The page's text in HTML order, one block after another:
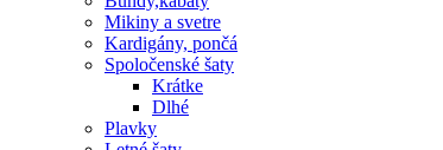
Mikiny a svetre
Kardigány, pončá
Spoločenské šaty
Krátke
Dlhé
Plavky